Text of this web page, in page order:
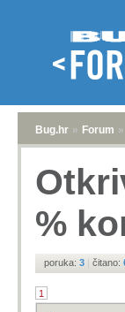
Bug.hr » Forum »
%
poruka: 3 | čitano:
1